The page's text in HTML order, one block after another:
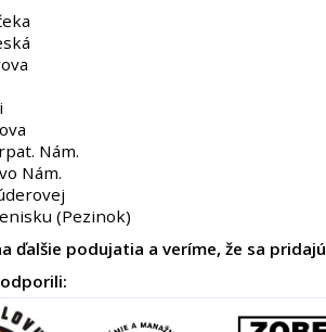
Nám.
Nám.
(Pezinok)
ďalšie podujatia a veríme, že sa